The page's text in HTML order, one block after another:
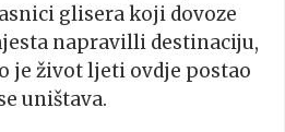
glisera koji dovoze
napravilli destinaciju,
je život ljeti ovdje postao
uništava.